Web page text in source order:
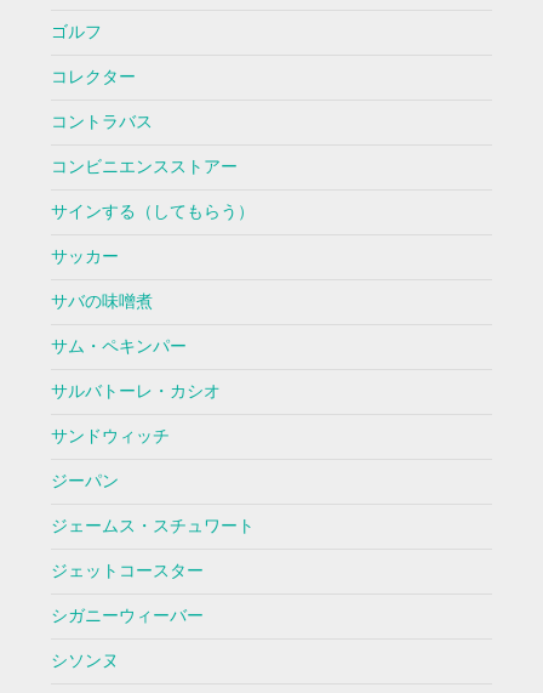
ゴルフ
コレクター
コントラバス
コンビニエンスストアー
サインする（してもらう）
サッカー
サバの味噌煮
サム・ペキンパー
サルバトーレ・カシオ
サンドウィッチ
ジーパン
ジェームス・スチュワート
ジェットコースター
シガニーウィーバー
シソンヌ